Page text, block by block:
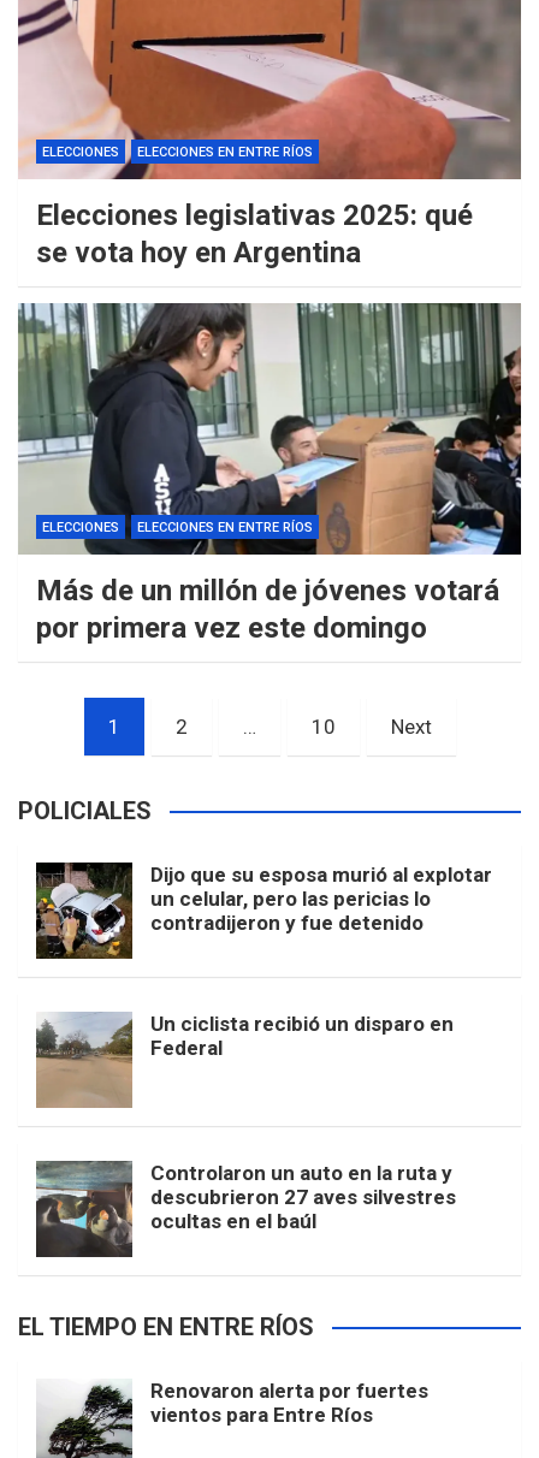
ELECCIONES ELECCIONES EN ENTRE RÍOS
Elecciones legislativas 2025: qué
se vota hoy en Argentina
ELECCIONES ELECCIONES EN ENTRE RÍOS
Más de un millón de jóvenes votará
por primera vez este domingo
Paginación
entradas
1 2 … 10 Next
POLICIALES
Dijo que su esposa murió al explotar
un celular, pero las pericias lo
contradijeron y fue detenido
Un ciclista recibió un disparo en
Federal
Controlaron un auto en la ruta y
descubrieron 27 aves silvestres
ocultas en el baúl
EL TIEMPO EN ENTRE RÍOS
Renovaron alerta por fuertes
vientos para Entre Ríos